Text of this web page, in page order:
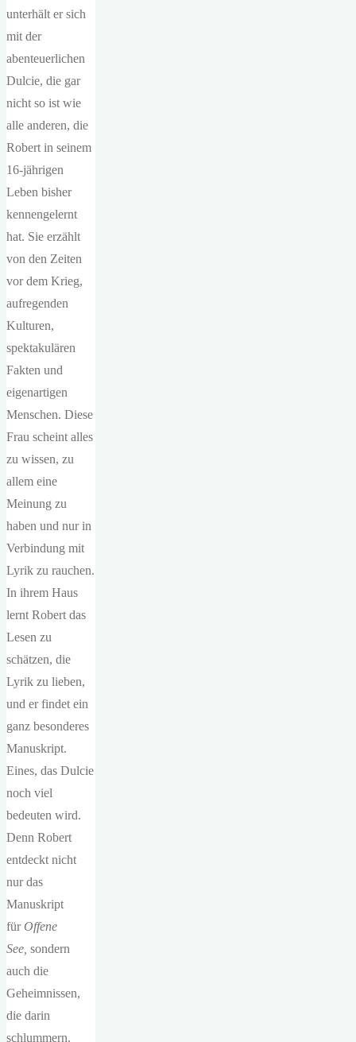
unterhält er sich
mit der
abenteuerlichen
Dulcie, die gar
nicht so ist wie
alle anderen, die
Robert in seinem
16-jährigen
Leben bisher
kennengelernt
hat. Sie erzählt
von den Zeiten
vor dem Krieg,
aufregenden
Kulturen,
spektakulären
Fakten und
eigenartigen
Menschen. Diese
Frau scheint alles
zu wissen, zu
allem eine
Meinung zu
haben und nur in
Verbindung mit
Lyrik zu rauchen.
In ihrem Haus
lernt Robert das
Lesen zu
schätzen, die
Lyrik zu lieben,
und er findet ein
ganz besonderes
Manuskript.
Eines, das Dulcie
noch viel
bedeuten wird.
Denn Robert
entdeckt nicht
nur das
Manuskript
für Offene
See, sondern
auch die
Geheimnissen,
die darin
schlummern.